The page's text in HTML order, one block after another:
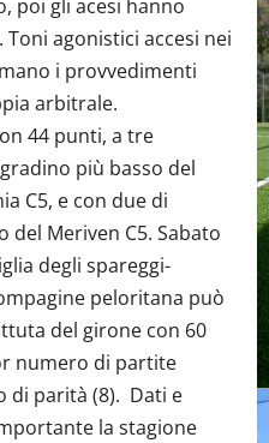
poi gli acesi hanno
agonistici accesi nei
i provvedimenti
arbitrale.
44 punti, a tre
più basso del
C5, e con due di
Meriven C5. Sabato
degli spareggi-
peloritana può
del girone con 60
numero di partite
di parità (8). Dati e
la stagione